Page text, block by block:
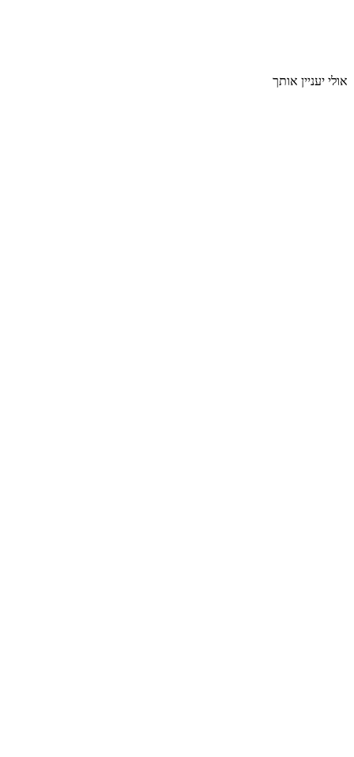
אולי יעניין אותך